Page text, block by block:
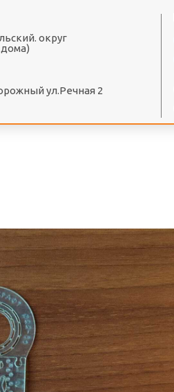
округ
ул.Речная 2